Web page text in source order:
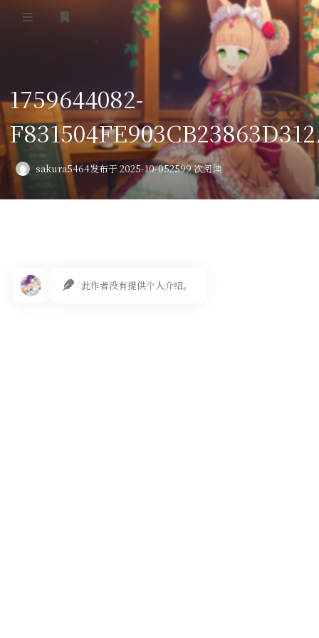
VPS评测
AI绘画
教程
图库
1759644082-
sakura5464发布于 2025-10-052599 次阅读
此作者没有提供个人介绍。